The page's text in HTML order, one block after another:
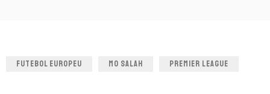
FUTEBOL EUROPEU MO SALAH PREMIER LEAGUE